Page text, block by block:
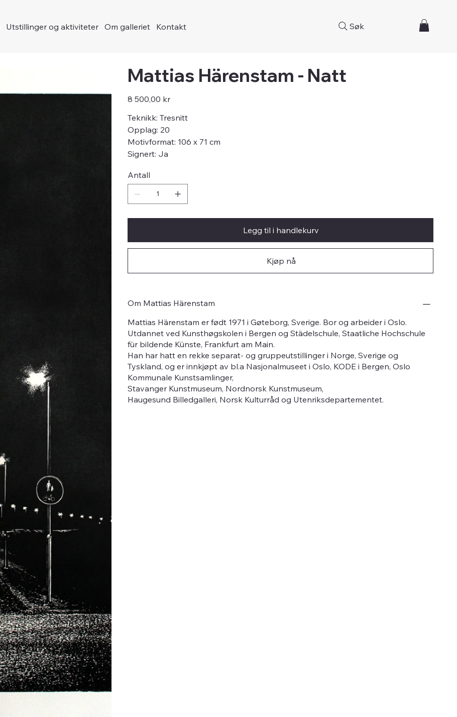
Utstillinger og aktiviteter Om galleriet Kontakt Søk
Mattias Härenstam - Natt
Pris
8 500,00 kr
Teknikk: Tresnitt
Opplag: 20
Motivformat: 106 x 71 cm
Signert: Ja
Antall
Legg til i handlekurv
Kjøp nå
Om Mattias Härenstam
Mattias Härenstam er født 1971 i Gøteborg, Sverige. Bor og arbeider i Oslo.
Utdannet ved Kunsthøgskolen i Bergen og Städelschule, Staatliche Hochschule
für bildende Künste, Frankfurt am Main.
Han har hatt en rekke separat- og gruppeutstillinger i Norge, Sverige og
Tyskland, og er innkjøpt av bl.a Nasjonalmuseet i Oslo, KODE i Bergen, Oslo
Kommunale Kunstsamlinger,
Stavanger Kunstmuseum, Nordnorsk Kunstmuseum,
Haugesund Billedgalleri, Norsk Kulturråd og Utenriksdepartementet.